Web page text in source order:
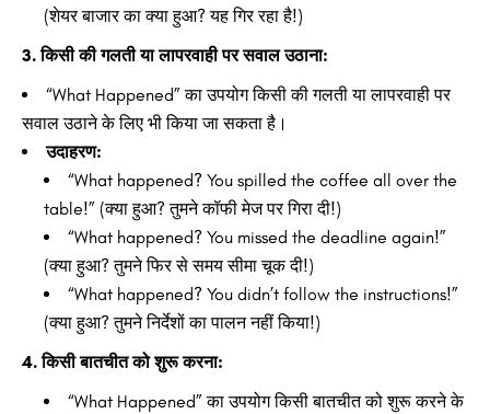
(शेयर बाजार का क्या हुआ? यह गिर रहा है!)
3. किसी की गलती या लापरवाही पर सवाल उठाना:
“What Happened” का उपयोग किसी की गलती या लापरवाही पर
सवाल उठाने के लिए भी किया जा सकता है।
उदाहरण:
“What happened? You spilled the coffee all over the
table!” (क्या हुआ? तुमने कॉफी मेज पर गिरा दी!)
“What happened? You missed the deadline again!”
(क्या हुआ? तुमने फिर से समय सीमा चूक दी!)
“What happened? You didn’t follow the instructions!”
(क्या हुआ? तुमने निर्देशों का पालन नहीं किया!)
4. किसी बातचीत को शुरू करना:
“What Happened” का उपयोग किसी बातचीत को शुरू करने के